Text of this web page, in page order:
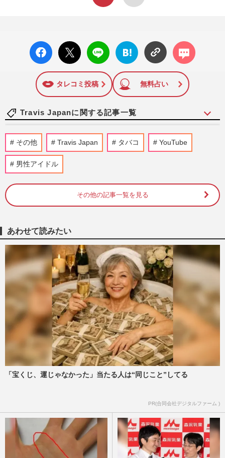
facebo
ok い
X ポス
ト
LINE
はてな
ブック
に追加
コメン
ト
タレコミ投稿 無料占い
Travis Japanに関する記事一覧
櫻井翔、司会を務めた『ベストアーティス
ト』STARTOシャッフルメドレーで嵐
Travis Japan川島如恵留、半年の“休養期
間”を経て初単独主演舞台「運のおかげで
週刊女性2025年11月11日・18日号
『Travis Japan』松田元太、
『King&Prince』高橋海人の代役に「1日
で覚えたの?」律儀な“天才肌”ニュース…
週刊女性PRIME 2025/9/2
Travis Japanの松田元太、憧れの北川景子
と生共演して終始“デレ”でもファンは「幸
せでした」下がらぬ好感…
週刊女性PRIME
山下智久は映画が白紙、松本潤はドラマが
その他 Travis Japan タバコ YouTube
男性アイドル
その他の記事一覧を見る
あわせて読みたい
「宝くじ、運じゃなかった」当たる人は“同じこと”してる
PR(合同会社デジタルファーム )